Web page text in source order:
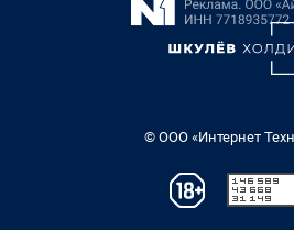
© ООО «Интернет